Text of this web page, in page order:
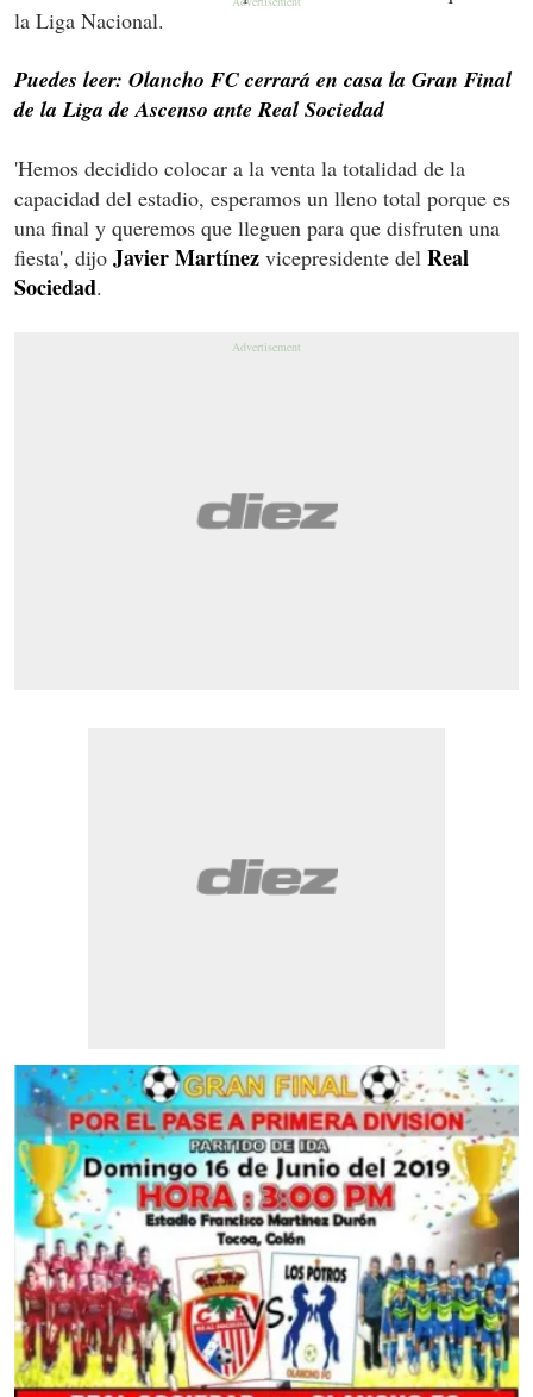
la Liga Nacional.
Puedes leer: Olancho FC cerrará en casa la Gran Final
de la Liga de Ascenso ante Real Sociedad
'Hemos decidido colocar a la venta la totalidad de la
capacidad del estadio, esperamos un lleno total porque es
una final y queremos que lleguen para que disfruten una
fiesta', dijo Javier Martínez vicepresidente del Real
Sociedad.